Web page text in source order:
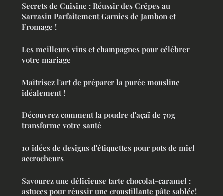
Secrets de Cuisine : Réussir des Crêpes au
Sarrasin Parfaitement Garnies de Jambon et
Fromage !
Les meilleurs vins et champagnes pour célébrer
votre mariage
Maîtrisez l'art de préparer la purée mousline
idéalement !
Découvrez comment la poudre d'açaï de 70g
transforme votre santé
10 idées de designs d'étiquettes pour pots de miel
accrocheurs
Savourez une délicieuse tarte chocolat-caramel :
astuces pour réussir une croustillante pâte sablée!